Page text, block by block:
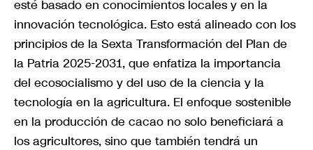
esté basado en conocimientos locales y en la
innovación tecnológica. Esto está alineado con los
principios de la Sexta Transformación del Plan de
la Patria 2025-2031, que enfatiza la importancia
del ecosocialismo y del uso de la ciencia y la
tecnología en la agricultura. El enfoque sostenible
en la producción de cacao no solo beneficiará a
los agricultores, sino que también tendrá un